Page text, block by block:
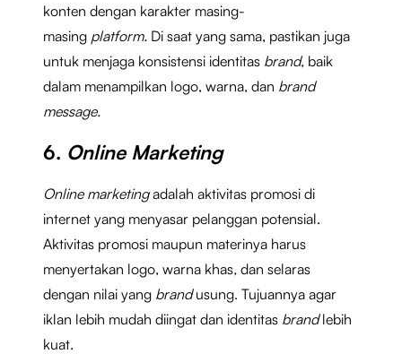
konten dengan karakter masing-
masing platform. Di saat yang sama, pastikan juga
untuk menjaga konsistensi identitas brand, baik
dalam menampilkan logo, warna, dan brand
message.
6. Online Marketing
Online marketingadalah aktivitas promosi di
internet yang menyasar pelanggan potensial.
Aktivitas promosi maupun materinya harus
menyertakan logo, warna khas, dan selaras
dengan nilai yang brandusung. Tujuannya agar
iklan lebih mudah diingat dan identitas brandlebih
kuat.